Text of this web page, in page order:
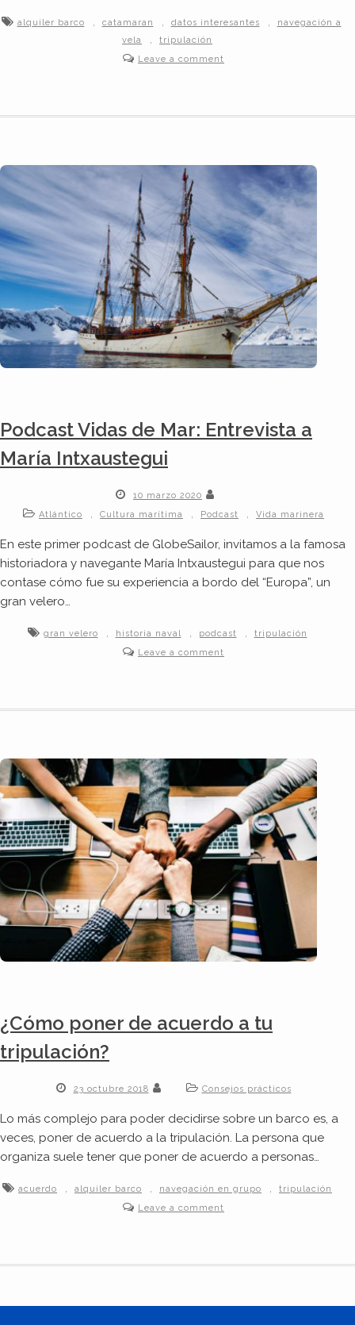
alquiler barco , catamaran , datos interesantes ,
navegación a
vela
,
tripulación
Leave a comment
Podcast Vidas de Mar: Entrevista a
María Intxaustegui
10 marzo 2020
Atlántico
, Cultura marítima , Podcast , Vida marinera
En este primer podcast de GlobeSailor, invitamos a la famosa
historiadora y navegante María Intxaustegui para que nos
contase cómo fue su experiencia a bordo del “Europa”, un
gran velero…
gran velero , historia naval , podcast ,
tripulación
Leave a comment
¿Cómo poner de acuerdo a tu
tripulación?
23 octubre 2018 Consejos prácticos
Lo más complejo para poder decidirse sobre un barco es, a
veces, poner de acuerdo a la tripulación. La persona que
organiza suele tener que poner de acuerdo a personas…
acuerdo , alquiler barco , navegación en grupo ,
tripulación
Leave a comment